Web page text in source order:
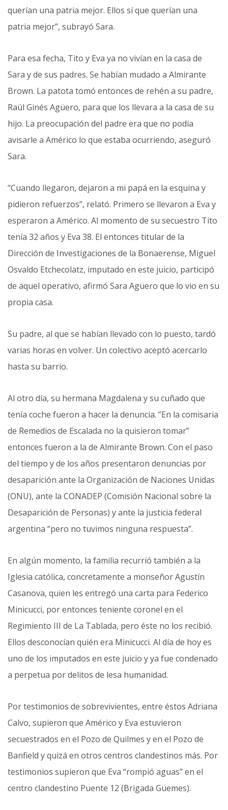
querían una patria mejor. Ellos sí que querían una
patria mejor”, subrayó Sara.
Para esa fecha, Tito y Eva ya no vivían en la casa de
Sara y de sus padres. Se habían mudado a Almirante
Brown. La patota tomó entonces de rehén a su padre,
Raúl Ginés Agüero, para que los llevara a la casa de su
hijo. La preocupación del padre era que no podía
avisarle a Américo lo que estaba ocurriendo, aseguró
Sara.
“Cuando llegaron, dejaron a mi papá en la esquina y
pidieron refuerzos”, relató. Primero se llevaron a Eva y
esperaron a Américo. Al momento de su secuestro Tito
tenía 32 años y Eva 38. El entonces titular de la
Dirección de Investigaciones de la Bonaerense, Miguel
Osvaldo Etchecolatz, imputado en este juicio, participó
de aquel operativo, afirmó Sara Agüero que lo vio en su
propia casa.
Su padre, al que se habían llevado con lo puesto, tardó
varias horas en volver. Un colectivo aceptó acercarlo
hasta su barrio.
Al otro día, su hermana Magdalena y su cuñado que
tenía coche fueron a hacer la denuncia. “En la comisaria
de Remedios de Escalada no la quisieron tomar”
entonces fueron a la de Almirante Brown. Con el paso
del tiempo y de los años presentaron denuncias por
desaparición ante la Organización de Naciones Unidas
(ONU), ante la CONADEP (Comisión Nacional sobre la
Desaparición de Personas) y ante la justicia federal
argentina “pero no tuvimos ninguna respuesta”.
En algún momento, la familia recurrió también a la
Iglesia católica, concretamente a monseñor Agustín
Casanova, quien les entregó una carta para Federico
Minicucci, por entonces teniente coronel en el
Regimiento III de La Tablada, pero éste no los recibió.
Ellos desconocían quién era Minicucci. Al día de hoy es
uno de los imputados en este juicio y ya fue condenado
a perpetua por delitos de lesa humanidad.
Por testimonios de sobrevivientes, entre éstos Adriana
Calvo, supieron que Américo y Eva estuvieron
secuestrados en el Pozo de Quilmes y en el Pozo de
Banfield y quizá en otros centros clandestinos más. Por
testimonios supieron que Eva “rompió aguas” en el
centro clandestino Puente 12 (Brigada Güemes).